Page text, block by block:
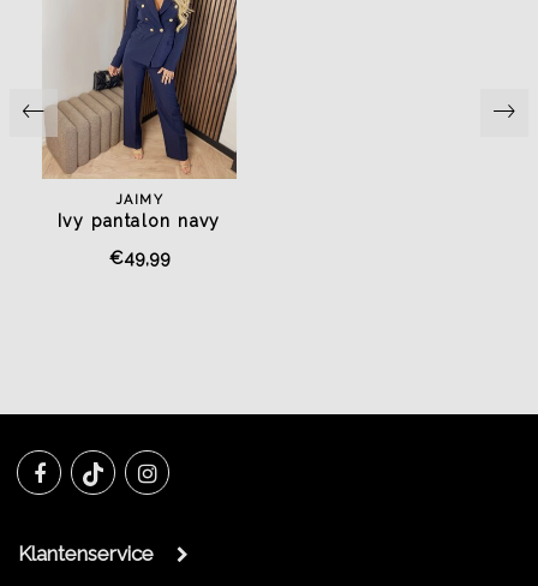
JAIMY
Ivy pantalon navy
€49,99
Klantenservice